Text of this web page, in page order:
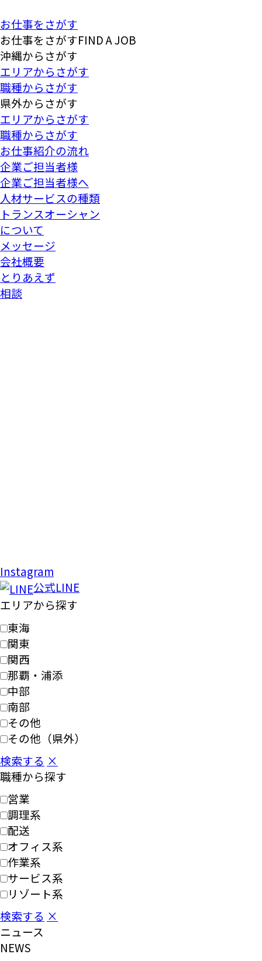
お仕事をさがす
お仕事をさがすFIND A JOB
沖縄からさがす
エリアからさがす
職種からさがす
県外からさがす
エリアからさがす
職種からさがす
お仕事紹介の流れ
企業ご担当者様
企業ご担当者様へ
人材サービスの種類
トランスオーシャン
について
メッセージ
会社概要
とりあえず
相談
Instagram
公式LINE
エリアから探す
東海
関東
関西
那覇・浦添
中部
南部
その他
その他（県外）
検索する ×
職種から探す
営業
調理系
配送
オフィス系
作業系
サービス系
リゾート系
検索する ×
ニュース
NEWS